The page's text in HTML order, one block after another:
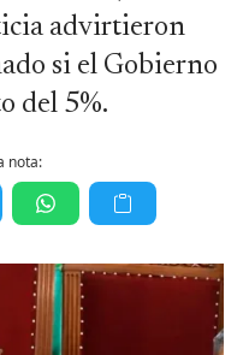
advirtieron
si el Gobierno
del 5%.
nota: